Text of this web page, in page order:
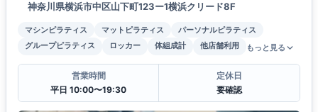
神奈川県横浜市中区山下町123ー1横浜クリード8F
マシンピラティス マットピラティス
パーソナルピラティス
グループピラティス
ロッカー 体組成計 他店舗利用 もっと見る
営業時間
平日 10:00〜19:30
定休日
要確認